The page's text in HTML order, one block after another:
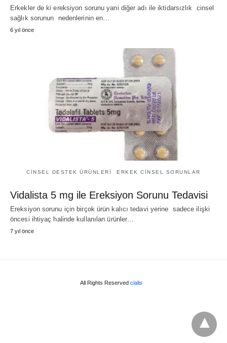
Erkekler de ki ereksiyon sorunu yani diğer adı ile iktidarsızlık cinsel
sağlık sorunun nedenlerinin en…
6 yıl önce
CINSEL DESTEK ÜRÜNLERI ERKEK CINSEL SORUNLAR
Vidalista 5 mg ile Ereksiyon Sorunu Tedavisi
Ereksiyon sorunu için birçok ürün kalıcı tedavi yerine sadece ilişki
öncesi ihtiyaç halinde kullanılan ürünler…
7 yıl önce
All Rights Reserved cialis